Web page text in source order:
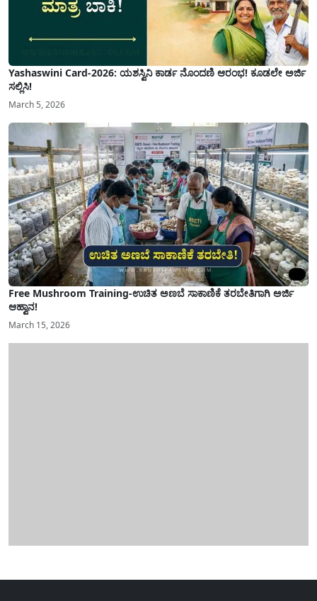
Yashaswini Card-2026: ಯಶಸ್ವಿನಿ ಕಾರ್ಡ ನೊಂದಣಿ ಆರಂಭ! ಕೂಡಲೇ ಅರ್ಜಿ
ಸಲ್ಲಿಸಿ!
March 5, 2026
Free Mushroom Training-ಉಚಿತ ಅಣಬೆ ಸಾಕಾಣಿಕೆ ತರಬೇತಿಗಾಗಿ ಅರ್ಜಿ
ಆಹ್ವಾನ!
March 15, 2026